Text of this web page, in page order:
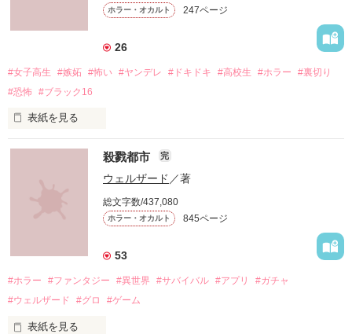
ホラー・オカルト 247ページ
26
#女子高生 #嫉妬 #怖い #ヤンデレ #ドキドキ #高校生 #ホラー
#裏切り
#恐怖
#ブラック16
表紙を見る
「お願い、正気に戻って！」
「ずっと一緒にいてあげる。
自分勝手な女子高生たちの
殺戮都市 完
ウェルザード ／著
総文字数/437,080
ホラー・オカルト 845ページ
53
#ホラー #ファンタジー #異世界 #サバイバル #アプリ
#ガチャ
#ウェルザード
#グロ #ゲーム
表紙を見る